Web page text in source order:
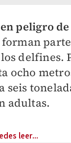
en peligro de
forman
delfines.
ocho
seis
adultas.
leer...